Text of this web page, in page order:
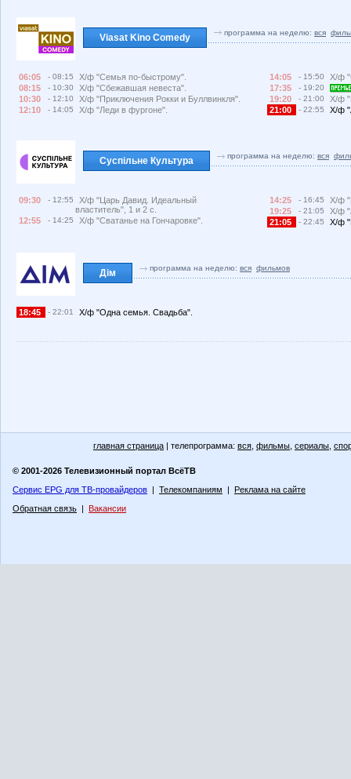
Viasat Kino Comedy программа на неделю: вся
06:05 - 08:15
Х/ф "Семья по-быстрому".
08:15
- 10:30
Х/ф "Сбежавшая невеста".
10:30
- 12:10
Х/ф "Приключения Рокки и Буллвинкля".
12:10
- 14:05 Х/ф "Леди в фургоне".
14:05 - 15:50
Х/ф
17:35
- 19:20
19:20 - 21:00
Х/ф
21:00
- 22:55 Х/ф
Суспільне Культура программа на неделю: вся
09:30 - 12:55
Х/ф "Царь Давид. Идеальный
властитель", 1 и 2 с.
12:55
- 14:25 Х/ф "Сватанье на Гончаровке".
14:25 - 16:45
Х/ф
19:25
- 21:05
Х/ф
21:05
- 22:45 Х/ф
Дім программа на неделю: вся фильмов
18:45 - 22:01 Х/ф "Одна семья. Свадьба".
главная страница | телепрограмма: вся фильмы сериалы
© 2001-2026 Телевизионный портал ВсёТВ
Сервис EPG для ТВ-провайдеров | Телекомпаниям | Реклама на сайте
Обратная связь | Вакансии